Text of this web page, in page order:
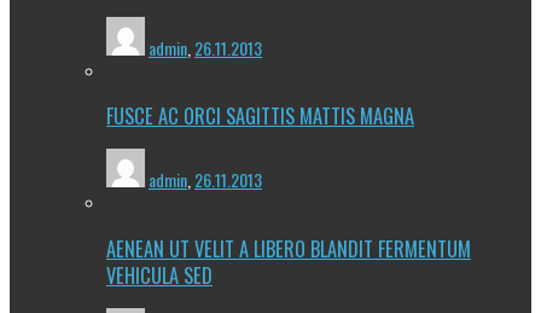
admin 26.11.2013
FUSCE AC ORCI SAGITTIS MATTIS MAGNA
admin,26.11.2013
AENEAN UT VELIT A LIBERO BLANDIT FERMENTUM
VEHICULA SED